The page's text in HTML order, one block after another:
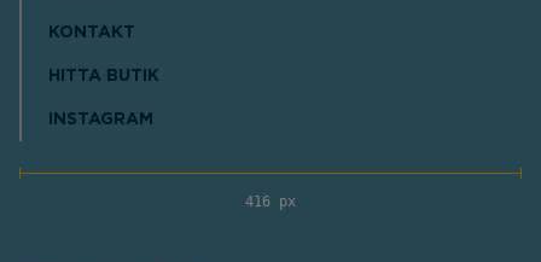
KONTAKT
HITTA BUTIK
INSTAGRAM
416 px